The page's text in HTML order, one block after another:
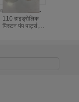
पार्कर / वोल्वो F12-
110 हाइड्रोलिक
पिस्टन पंप पार्ट्स,